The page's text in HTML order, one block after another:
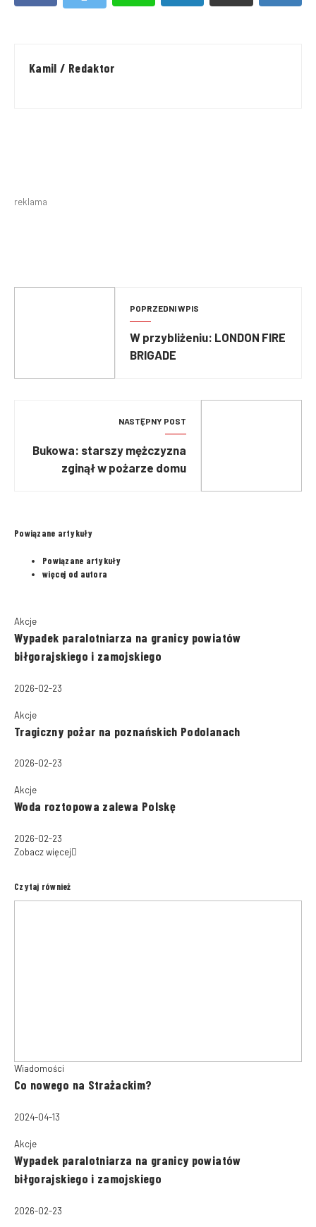
Kamil / Redaktor
reklama
POPRZEDNI WPIS
W przybliżeniu: LONDON FIRE
BRIGADE
NASTĘPNY POST
Bukowa: starszy mężczyzna
zginął w pożarze domu
Powiązane artykuły
Powiązane artykuły
więcej od autora
Akcje
Wypadek paralotniarza na granicy powiatów
biłgorajskiego i zamojskiego
2026-02-23
Akcje
Tragiczny pożar na poznańskich Podolanach
2026-02-23
Akcje
Woda roztopowa zalewa Polskę
2026-02-23
Zobacz więcej
Czytaj również
Wiadomości
Co nowego na Strażackim?
2024-04-13
Akcje
Wypadek paralotniarza na granicy powiatów
biłgorajskiego i zamojskiego
2026-02-23